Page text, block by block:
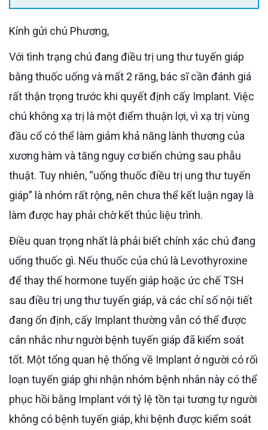
Kính gửi chú Phương,
Với tình trạng chú đang điều trị ung thư tuyến giáp
bằng thuốc uống và mất 2 răng, bác sĩ cần đánh giá
rất thận trọng trước khi quyết định cấy Implant. Việc
chú không xạ trị là một điểm thuận lợi, vì xạ trị vùng
đầu cổ có thể làm giảm khả năng lành thương của
xương hàm và tăng nguy cơ biến chứng sau phẫu
thuật. Tuy nhiên, “uống thuốc điều trị ung thư tuyến
giáp” là nhóm rất rộng, nên chưa thể kết luận ngay là
làm được hay phải chờ kết thúc liệu trình.
Điều quan trọng nhất là phải biết chính xác chú đang
uống thuốc gì. Nếu thuốc của chú là Levothyroxine
để thay thế hormone tuyến giáp hoặc ức chế TSH
sau điều trị ung thư tuyến giáp, và các chỉ số nội tiết
đang ổn định, cấy Implant thường vẫn có thể được
cân nhắc như người bệnh tuyến giáp đã kiểm soát
tốt. Một tổng quan hệ thống về Implant ở người có rối
loạn tuyến giáp ghi nhận nhóm bệnh nhân này có thể
phục hồi bằng Implant với tỷ lệ tồn tại tương tự người
không có bệnh tuyến giáp, khi bệnh được kiểm soát